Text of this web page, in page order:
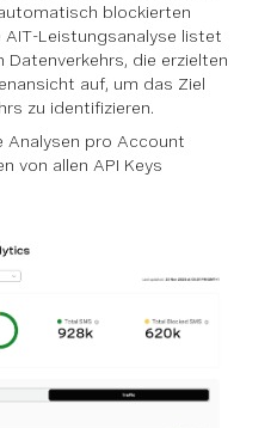
blockierten
AIT-Leistungsanalyse listet
die erzielten
auf, um das Ziel
zu identifizieren.
Analysen pro Account
von allen API Keys